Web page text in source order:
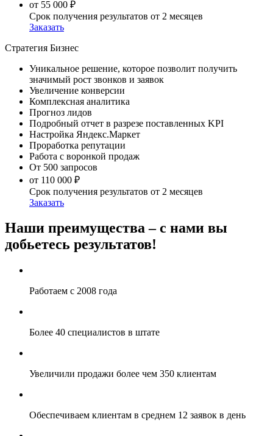
от 55 000 ₽
Срок получения результатов от 2 месяцев
Заказать
Стратегия Бизнес
Уникальное решение, которое позволит получить
значимый рост звонков и заявок
Увеличение конверсии
Комплексная аналитика
Прогноз лидов
Подробный отчет в разрезе поставленных KPI
Настройка Яндекс.Маркет
Проработка репутации
Работа с воронкой продаж
От 500 запросов
от 110 000 ₽
Срок получения результатов от 2 месяцев
Заказать
Наши преимущества – с нами вы
добьетесь результатов!
Работаем с 2008 года
Более 40 специалистов в штате
Увеличили продажи более чем 350 клиентам
Обеспечиваем клиентам в среднем 12 заявок в день